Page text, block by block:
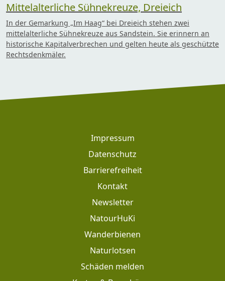
Mittelalterliche Sühnekreuze, Dreieich
In der Gemarkung „Im Haag“ bei Dreieich stehen zwei
mittelalterliche Sühnekreuze aus Sandstein. Sie erinnern an
historische Kapitalverbrechen und gelten heute als geschützte
Rechtsdenkmäler.
Footer: Meta Navigation
Impressum
Datenschutz
Barrierefreiheit
Kontakt
Newsletter
NatourHuKi
Wanderbienen
Naturlotsen
Schäden melden